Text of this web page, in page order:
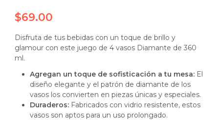
$69.00
Disfruta de tus bebidas con un toque de brillo y
glamour con este juego de 4 vasos Diamante de 360
ml.
Agregan un toque de sofisticación a tu mesa:El
diseño elegante y el patrón de diamante de los
vasos los convierten en piezas únicas y especiales.
Duraderos:Fabricados con vidrio resistente, estos
vasos son aptos para un uso prolongado.